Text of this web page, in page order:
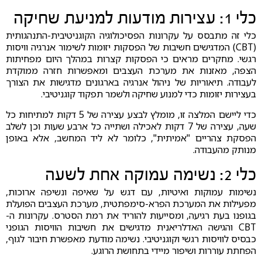
כלי 1: עצירות מודעות למניעת שחיקה
כלי זה מתבסס על עקרונות הפסיכולוגיה הקוגניטיבית-התנהגותית
(CBT) המדגישים חשיבות של הפסקות יזומות לשימור אנרגיה וויסות
רגשי. מחקרים מראים כי הפסקות קצרות במהלך היום מפחיתות
הצפה, מאזנות את מערכת העצבים ומאפשרות חזרה ממוקדת
לעבודה. תיאוריות של ניהול אנרגיה בארגונים מדגישות את הצורך
בעצירות יזומות כדי למנוע שחיקה ולשמר תפקוד קוגניטיבי.
כדי ליישם המלצה זו, מומלץ לבצע עצירה של 5 דקות למתיחות כל
שעה, עצירה של 7 דקות לאכילה ושתייה כל ארבע שעות וכן לשלב
הפסקת צהריים "אמיתית", כלומר לא ליד המחשב, אלא באופן
מנותק מהעבודה.
כלי 2: נשימה עמוקה אחת לשעה
נשימות עמוקות ואיטיות, עם דגש על שאיפה ונשיפה ארוכות,
מפעילות את המערכת הפרא-סימפתטית, מערכת העצבים הפועלת
בגופנו בעת רגיעה, ומסייעות להוריד את רמת הסטרס. עקרונות ה-
CBT והגישה האדלריאנית מדגישים את חשיבות הוויסות הגופני
כבסיס לוויסות רגשי וקוגניטיבי. נשימה מודעת מאפשרת חיבור לגוף,
הפחתת עוררות ושיפור מיידי בתחושת הרוגע.